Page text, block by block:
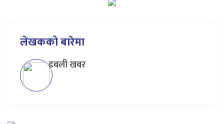
लेखकको बारेमा
डबली खबर